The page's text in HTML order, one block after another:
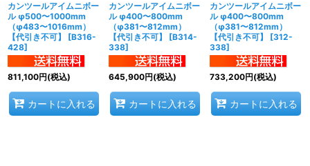
カンツールアイムニボー
ル φ500〜1000mm
（φ483〜1016mm）
【代引き不可】
[B316-
428]
811,100円(税込)
カートに入れる
カンツールアイムニボー
ル φ400〜800mm
（φ381〜812mm）
【代引き不可】
[B314-
338]
645,900円(税込)
カートに入れる
カンツールアイムニボー
ル φ400〜800mm
（φ381〜812mm）
【代引き不可】
[312-
338]
733,200円(税込)
カートに入れる